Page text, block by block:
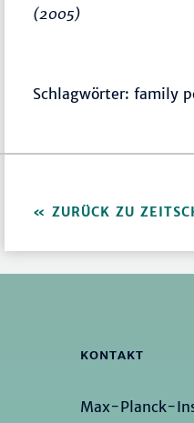
(2005)
Schlagwörter: family
ZURÜCK ZU
KONTAKT
Max-Planck-